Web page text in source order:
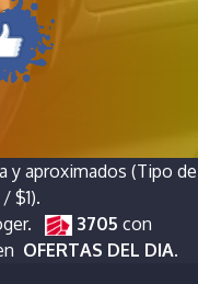
y aproximados (Tipo de
$1).
3705 con
OFERTAS DEL DIA.